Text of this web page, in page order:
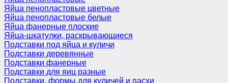
Яйца пенопластовые цветные
Яйца пенопластовые белые
Яйца фанерные плоские
Яйца-шкатулки, раскрывающиеся
Подставки под яйца и куличи
Подставки деревянные
Подставки фанерные
Подставки для яиц разные
Подставки, формы для куличей и пасхи